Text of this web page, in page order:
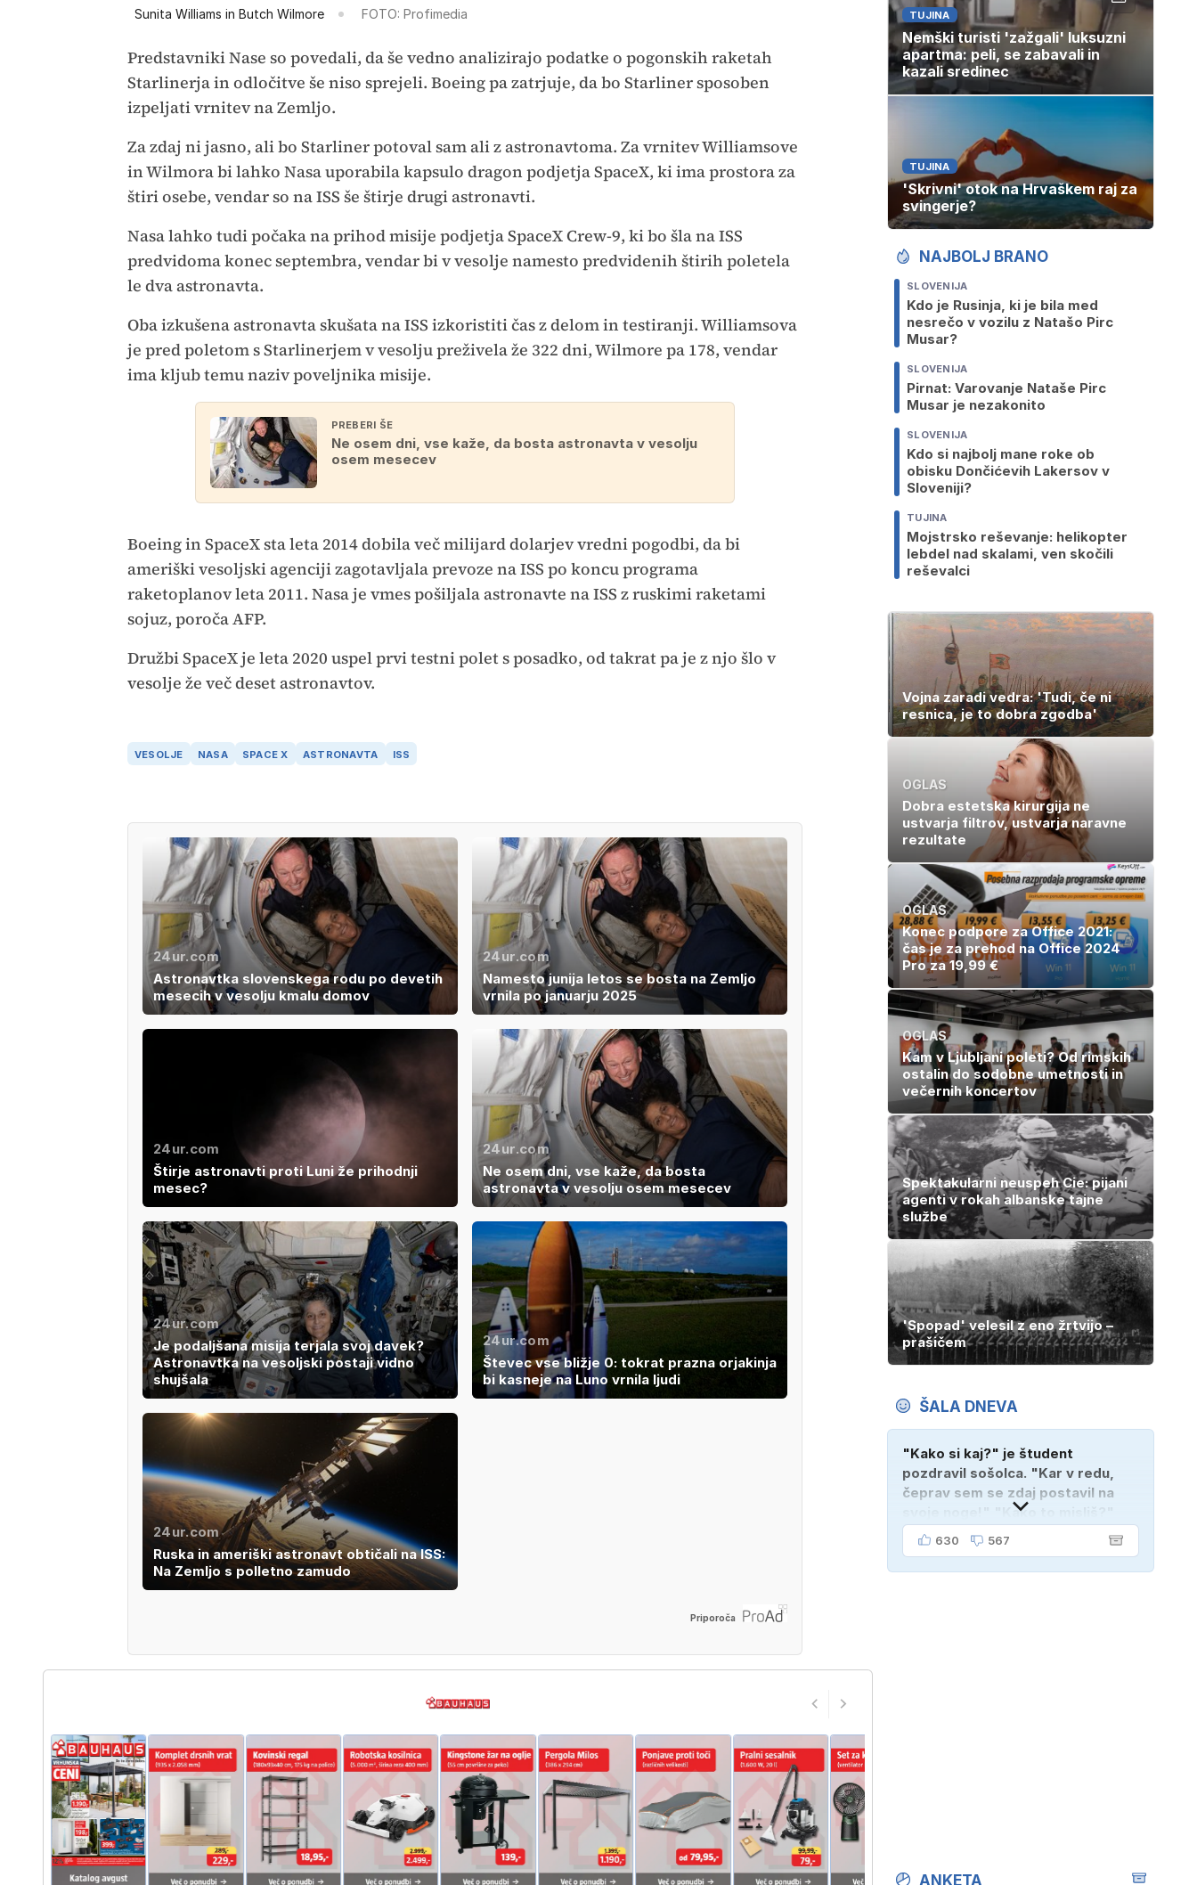
Sunita Williams in Butch Wilmore FOTO: Profimedia
Predstavniki Nase so povedali, da še vedno analizirajo podatke o pogonskih raketah
Starlinerja in odločitve še niso sprejeli. Boeing pa zatrjuje, da bo Starliner sposoben
izpeljati vrnitev na Zemljo.
Za zdaj ni jasno, ali bo Starliner potoval sam ali z astronavtoma. Za vrnitev Williamsove
in Wilmora bi lahko Nasa uporabila kapsulo dragon podjetja SpaceX, ki ima prostora za
štiri osebe, vendar so na ISS še štirje drugi astronavti.
Nasa lahko tudi počaka na prihod misije podjetja SpaceX Crew-9, ki bo šla na ISS
predvidoma konec septembra, vendar bi v vesolje namesto predvidenih štirih poletela
le dva astronavta.
Oba izkušena astronavta skušata na ISS izkoristiti čas z delom in testiranji. Williamsova
je pred poletom s Starlinerjem v vesolju preživela že 322 dni, Wilmore pa 178, vendar
ima kljub temu naziv poveljnika misije.
PREBERI ŠE
Ne osem dni, vse kaže, da bosta astronavta v vesolju
osem mesecev
Boeing in SpaceX sta leta 2014 dobila več milijard dolarjev vredni pogodbi, da bi
ameriški vesoljski agenciji zagotavljala prevoze na ISS po koncu programa
raketoplanov leta 2011. Nasa je vmes pošiljala astronavte na ISS z ruskimi raketami
sojuz, poroča AFP.
Družbi SpaceX je leta 2020 uspel prvi testni polet s posadko, od takrat pa je z njo šlo v
vesolje že več deset astronavtov.
VESOLJE NASA SPACE X ASTRONAVTA ISS
24ur.com
Astronavtka slovenskega rodu po devetih
mesecih v vesolju kmalu domov
24ur.com
Namesto junija letos se bosta na Zemljo
vrnila po januarju 2025
24ur.com
Štirje astronavti proti Luni že prihodnji
mesec?
24ur.com
Ne osem dni, vse kaže, da bosta
astronavta v vesolju osem mesecev
24ur.com
Je podaljšana misija terjala svoj davek?
Astronavtka na vesoljski postaji vidno
shujšala
24ur.com
Števec vse bližje 0: tokrat prazna orjakinja
bi kasneje na Luno vrnila ljudi
24ur.com
Ruska in ameriški astronavt obtičali na ISS:
Na Zemljo s polletno zamudo
Priporoča
TUJINA
Nemški turisti 'zažgali' luksuzni
apartma: peli, se zabavali in
kazali sredinec
TUJINA
'Skrivni' otok na Hrvaškem raj za
svingerje?
NAJBOLJ BRANO
SLOVENIJA
Kdo je Rusinja, ki je bila med
nesrečo v vozilu z Natašo Pirc
Musar?
SLOVENIJA
Pirnat: Varovanje Nataše Pirc
Musar je nezakonito
SLOVENIJA
Kdo si najbolj mane roke ob
obisku Dončićevih Lakersov v
Sloveniji?
TUJINA
Mojstrsko reševanje: helikopter
lebdel nad skalami, ven skočili
reševalci
Vojna zaradi vedra: 'Tudi, če ni
resnica, je to dobra zgodba'
OGLAS
Dobra estetska kirurgija ne
ustvarja filtrov, ustvarja naravne
rezultate
OGLAS
Konec podpore za Office 2021:
čas je za prehod na Office 2024
Pro za 19,99 €
OGLAS
Kam v Ljubljani poleti? Od rimskih
ostalin do sodobne umetnosti in
večernih koncertov
Spektakularni neuspeh Cie: pijani
agenti v rokah albanske tajne
službe
'Spopad' velesil z eno žrtvijo –
prašičem
ŠALA DNEVA
"Kako si kaj?" je študent
pozdravil sošolca. "Kar v redu,
čeprav sem se zdaj postavil na
svoje noge!" "Kako to misliš?"
"Oče mi je vzel avto!"
630 567
ANKETA